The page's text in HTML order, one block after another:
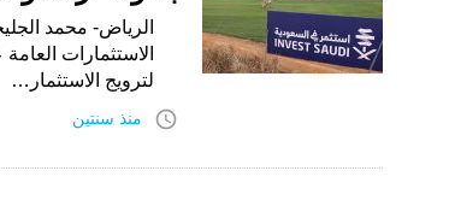
الرياض- محمد
الاستثمارات
لترويج الاستثمار…
access_time منذ سنتين